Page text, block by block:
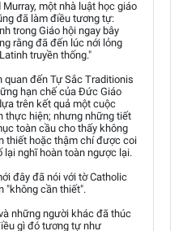
một nhà luật học giáo
đã làm điều tương tự:
trong Giáo hội ngay bây
rằng đã đến lúc nới lỏng
truyền thống."
quan đến Tự Sắc Traditionis
hạn chế của Đức Giáo
trên kết quả một cuộc
thực hiện; nhưng những tiết
toàn cầu cho thấy không
thiết hoặc thậm chí được coi
nghĩ hoàn toàn ngược lại.
đây đã nói với tờ Catholic
"không cần thiết".
những người khác đã thúc
gì đó tương tự như